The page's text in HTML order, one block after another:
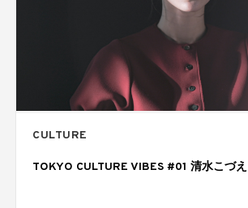
CULTURE
TOKYO CULTURE VIBES #01 清水こづえ